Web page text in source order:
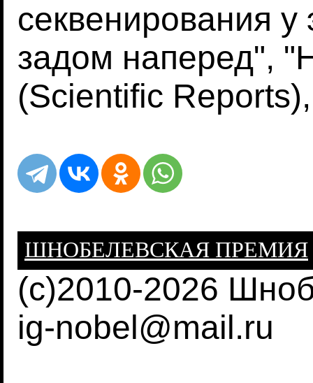
секвенирования у
задом наперед",
(Scientific
ШНОБЕЛЕВСКАЯ ПРЕМИЯ
(c)2010-2026
ig-nobel@mail.ru